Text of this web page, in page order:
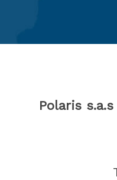
Polaris